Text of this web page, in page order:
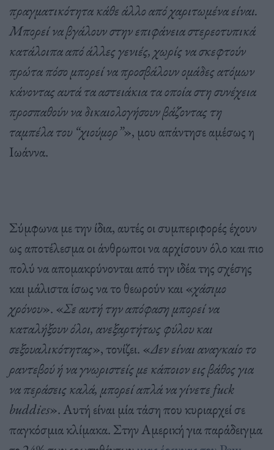
πραγματικότητα κάθε άλλο από χαριτωμένα είναι.
Μπορεί να βγάλουν στην επιφάνεια στερεοτυπικά
κατάλοιπα από άλλες γενιές, χωρίς να σκεφτούν
πρώτα πόσο μπορεί να προσβάλουν ομάδες ατόμων
κάνοντας αυτά τα αστειάκια τα οποία στη συνέχεια
προσπαθούν να δικαιολογήσουν βάζοντας τη
ταμπέλα του “χιούμορ”», μου απάντησε αμέσως η
Ιωάννα.
Σύμφωνα με την ίδια, αυτές οι συμπεριφορές έχουν
ως αποτέλεσμα οι άνθρωποι να αρχίσουν όλο και πιο
πολύ να απομακρύνονται από την ιδέα της σχέσης
και μάλιστα ίσως να το θεωρούν και «χάσιμο
χρόνου». «Σε αυτή την απόφαση μπορεί να
καταλήξουν όλοι, ανεξαρτήτως φύλου και
σεξουαλικότητας», τονίζει. «Δεν είναι αναγκαίο το
ραντεβού ή να γνωριστείς με κάποιον εις βάθος για
να περάσεις καλά, μπορεί απλά να γίνετε fuck
buddies». Αυτή είναι μία τάση που κυριαρχεί σε
παγκόσμια κλίμακα. Στην Αμερική για παράδειγμα